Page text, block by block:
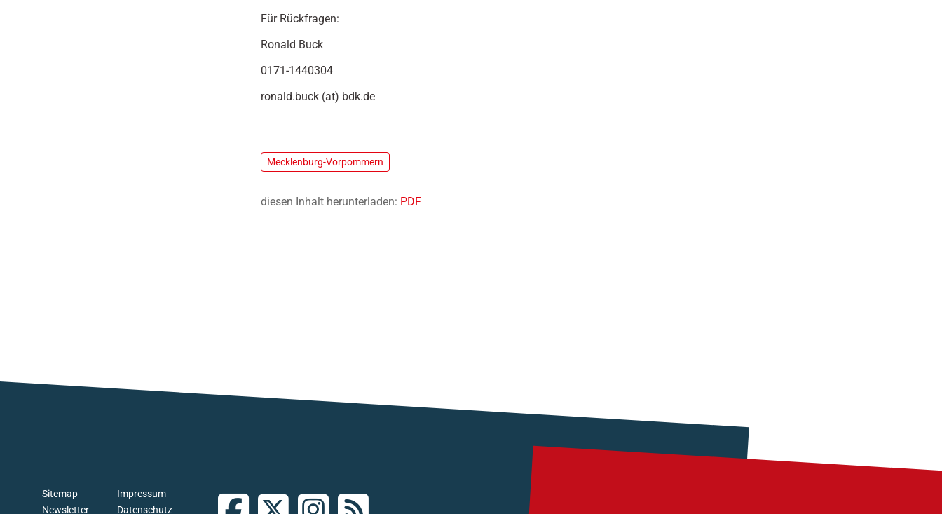
Für Rückfragen:
Ronald Buck
0171-1440304
ronald.buck (at) bdk.de
Mecklenburg-Vorpommern
diesen Inhalt herunterladen: PDF
Newsletter
Sitemap
Datenschutz
Impressum